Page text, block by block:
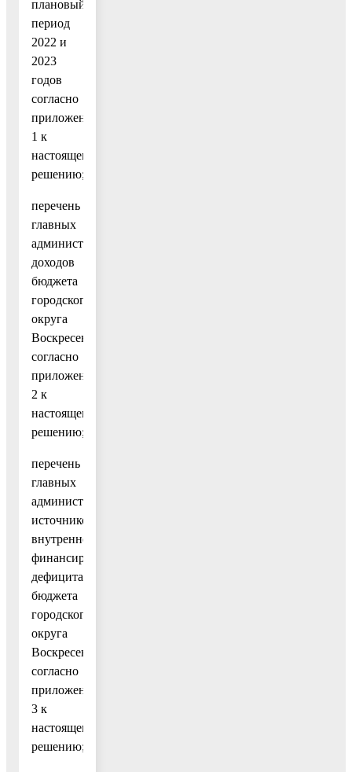
плановый
период
2022 и
2023
годов
согласно
приложению
1 к
настоящему
решению;
перечень
главных
администраторов
доходов
бюджета
городского
округа
Воскресенск
согласно
приложению
2 к
настоящему
решению;
перечень
главных
администраторов
источников
внутреннего
финансирования
дефицита
бюджета
городского
округа
Воскресенск
согласно
приложению
3 к
настоящему
решению;